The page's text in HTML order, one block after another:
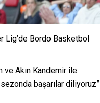
Lig’de Bordo Basketbol
ve Akın Kandemir ile
başarılar diliyoruz”